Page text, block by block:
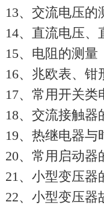
13、交流电压的
14、直流电压、
15、电阻的测量
16、兆欧表、
17、常用开关类
18、交流接触器
19、热继电器与
20、常用启动器
21、小型变压器
22、小型变压器